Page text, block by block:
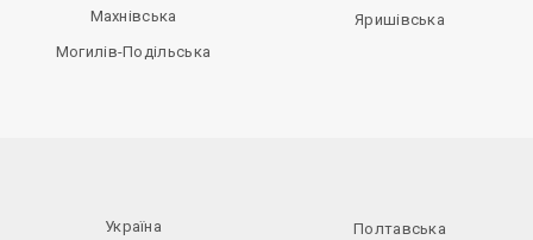
Махнівська
Могилів-Подільська
Яришівська
Україна
Полтавська